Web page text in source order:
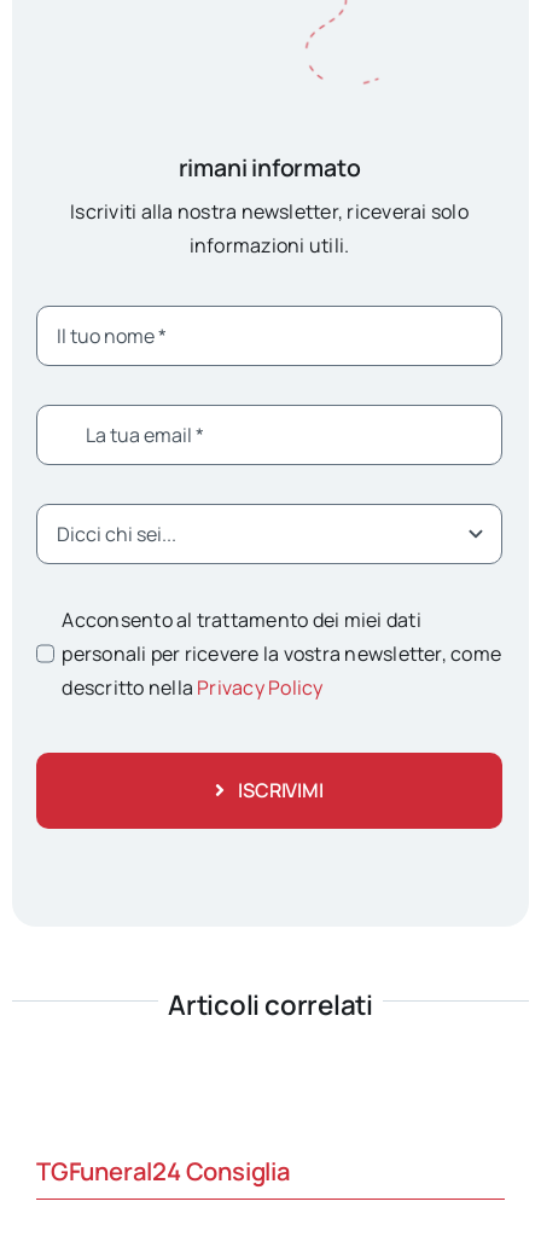
rimani informato
Iscriviti alla nostra newsletter, riceverai solo
informazioni utili.
Acconsento al trattamento dei miei dati
personali per ricevere la vostra newsletter, come
descritto nella Privacy Policy
ISCRIVIMI
Articoli correlati
TGFuneral24 Consiglia